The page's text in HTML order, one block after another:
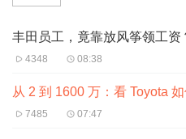
丰田员工，竟靠放风筝领工资
4348 08:38
7485 07:47